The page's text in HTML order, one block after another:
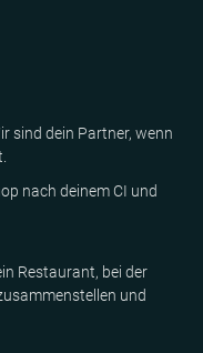
sind dein Partner, wenn
nach deinem CI und
Restaurant, bei der
und